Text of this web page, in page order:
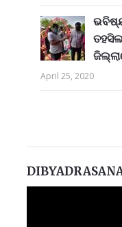
April 25, 2020